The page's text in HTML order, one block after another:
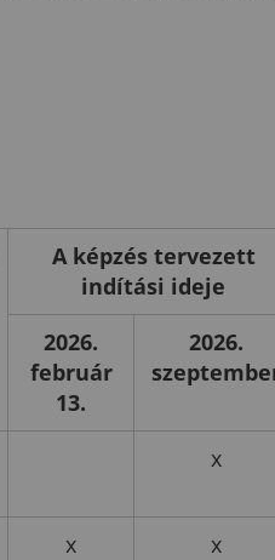
A képzés tervezett
indítási ideje
2026.
február
13.
2026.
x
x x